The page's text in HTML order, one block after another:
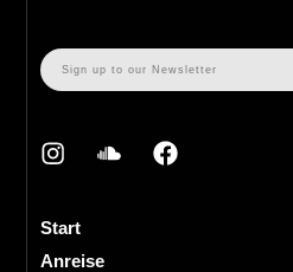
Start
Anreise